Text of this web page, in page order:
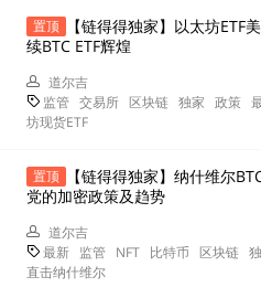
置顶
【链得得独家】以太坊ETF
续BTC ETF辉煌
道尔吉
监管 交易所 区块链 独家 政策
坊现货ETF
置顶
【链得得独家】纳什维尔
党的加密政策及趋势
道尔吉
最新 监管 NFT 比特币 区块链
直击纳什维尔